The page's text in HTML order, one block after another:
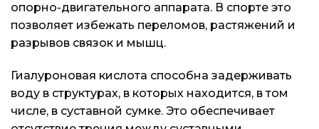
опорно-двигательного аппарата. В спорте это
позволяет избежать переломов, растяжений и
разрывов связок и мышц.
Гиалуроновая кислота способна задерживать
воду в структурах, в которых находится, в том
числе, в суставной сумке. Это обеспечивает
Доставка и оплата
Блог
Доставка и оплата
Блог
Доставка и оплата
Блог